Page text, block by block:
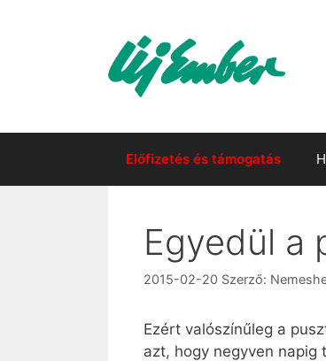
Előfizetés és támogatás
Egyedül a
2015-02-20 Szerző:
Ezért valószínűleg a
azt, hogy negyven